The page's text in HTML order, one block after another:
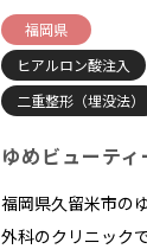
福岡県
ヒアルロン酸注入
二重整形（埋没法）
ゆめビューテ
福岡県久留米市の
外科のクリニック